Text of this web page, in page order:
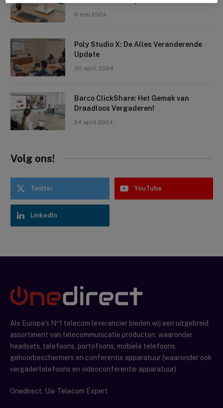
6 mei 2024
Poly Studio X: De Alles Veranderende
Update
30 april 2024
Barco ClickShare: Het Gemak van
Draadloos Vergaderen!
24 april 2024
Volg ons!
Twitter YouTube
LinkedIn
Als Europa’s Nº1 telecom leverancier bieden wij een uitgebreid
assortiment van telecommunicatie producten, waaronder
headsets, telefoons, portofoons, mobiele telefoons,
gehoorbeschermers en conferentie apparatuur (waaronder ook
vergadertelefoons en videoconferentie apparatuur)
Onedirect, Uw Telecom Expert